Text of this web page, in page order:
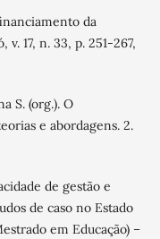
da
v. 17, n. 33, p. 251-267,
S. (org.). O
e abordagens. 2.
de gestão e
de caso no Estado
em Educação) –